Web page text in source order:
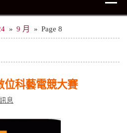
9 月 Page 8
位科藝電競大賽
息